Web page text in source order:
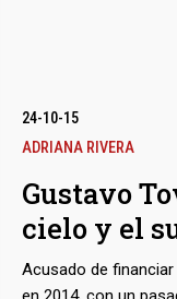
24-10-15
ADRIANA RIVERA
Gustavo
cielo y el
Acusado de